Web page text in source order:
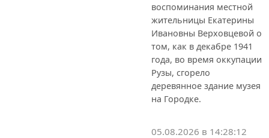
воспоминания местной
жительницы Екатерины
Ивановны Верховцевой о
том, как в декабре 1941
года, во время оккупации
Рузы, сгорело
деревянное здание музея
на Городке.
05.08.2026 в 14:28:12